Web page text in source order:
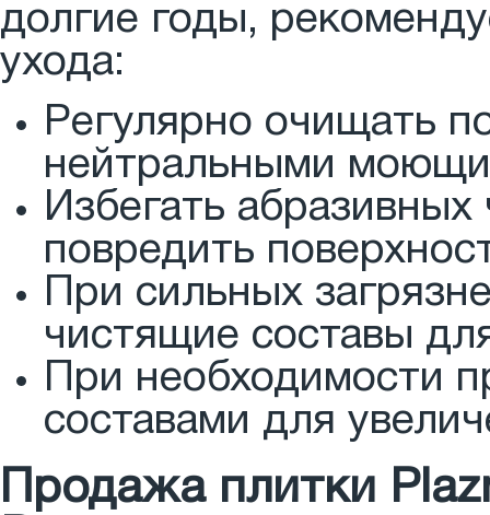
долгие годы,
ухода:
Регулярно очищать
нейтральными
Избегать
повредить
При сильных
чистящие составы
При необходимости
составами для
Продажа плитки